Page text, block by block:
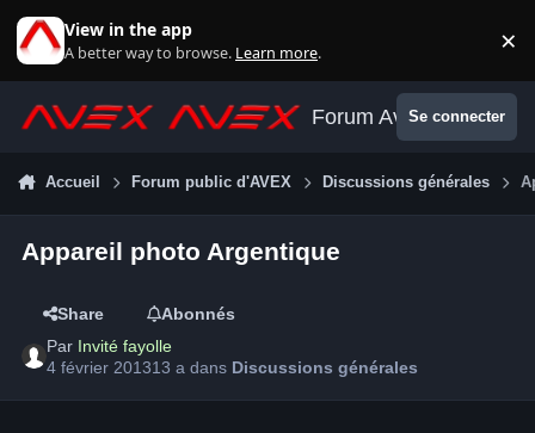
View in the app
A better way to browse. Learn more. ×
Forum AvexSe connecter
Accueil Forum public d'AVEX Discussions générales
Appareil photo Argentique
Share
Abonnés
Par Invité fayolle
4 février 201313 a dans Discussions générales